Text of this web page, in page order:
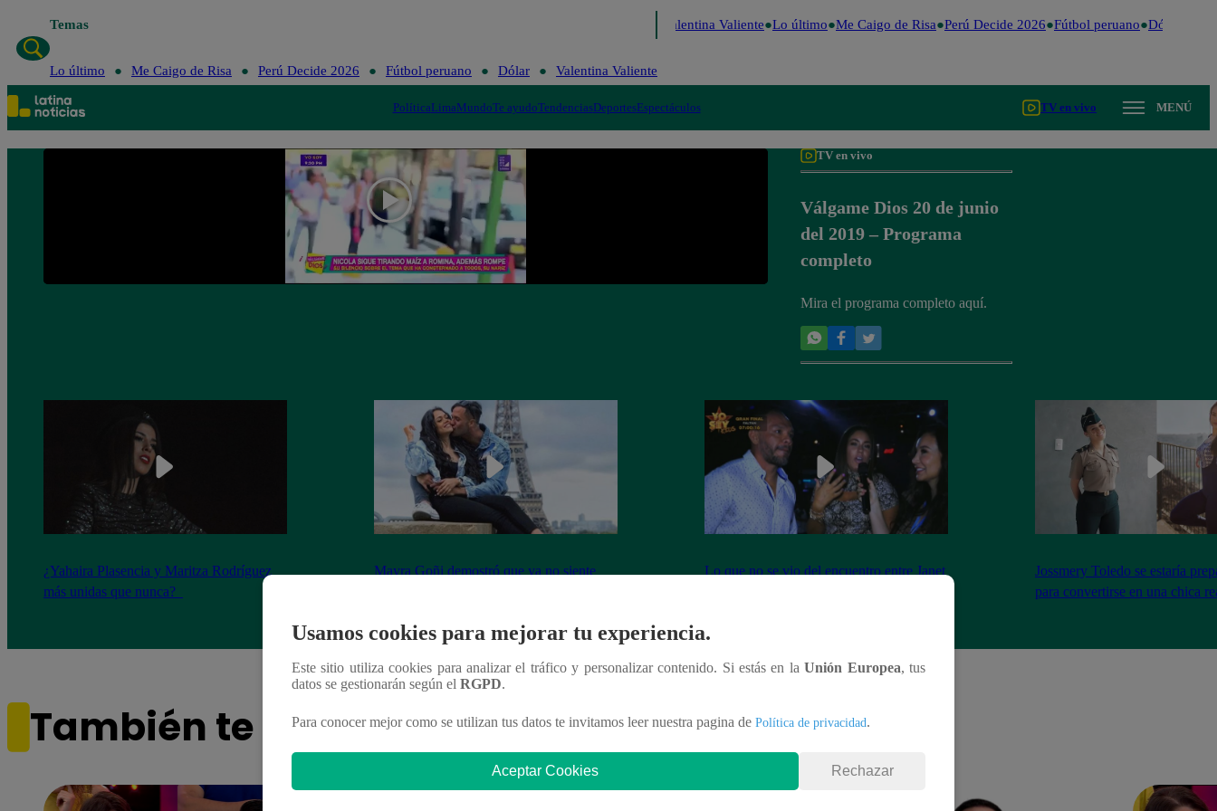
Temas Valentina Valiente Lo último Me Caigo de Risa Perú Decide 2026 Fútbol peruano Dólar
Lo último Me Caigo de Risa Perú Decide 2026 Fútbol peruano Dólar Valentina Valiente
PolíticaLimaMundoTe ayudoTendenciasDeportesEspectáculos TV en vivo MENÚ
TV en vivo
Válgame Dios 20 de junio
del 2019 – Programa
completo
Mira el programa completo aquí.
¿Yahaira Plasencia y Maritza Rodríguez
más unidas que nunca?
Mayra Goñi demostró que ya no siente
Lo que no se vio del encuentro entre Janet
Jossmery Toledo se estaría
para convertirse en una chica
También te puede interesar
Usamos cookies para mejorar tu experiencia.
Este sitio utiliza cookies para analizar el tráfico y personalizar contenido. Si estás en laUnión Europea, tus
datos se gestionarán según el RGPD.
Para conocer mejor como se utilizan tus datos te invitamos leer nuestra pagina de Política de privacidad.
Aceptar Cookies Rechazar